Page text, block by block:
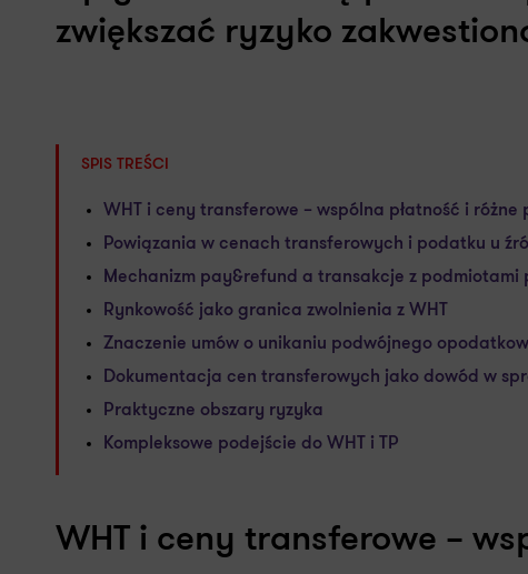
zwiększać ryzyko
SPIS TREŚCI
WHT i ceny transferowe – wspólna płatność i różne
Powiązania w cenach transferowych i podatku u
Mechanizm pay&refund a transakcje z podmiotami
Rynkowość jako granica zwolnienia z WHT
Znaczenie umów o unikaniu podwójnego
Dokumentacja cen transferowych jako dowód w
Praktyczne obszary ryzyka
Kompleksowe podejście do WHT i TP
WHT i ceny transferowe –